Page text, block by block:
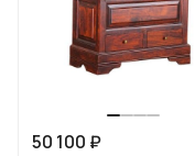
50 100 ₽